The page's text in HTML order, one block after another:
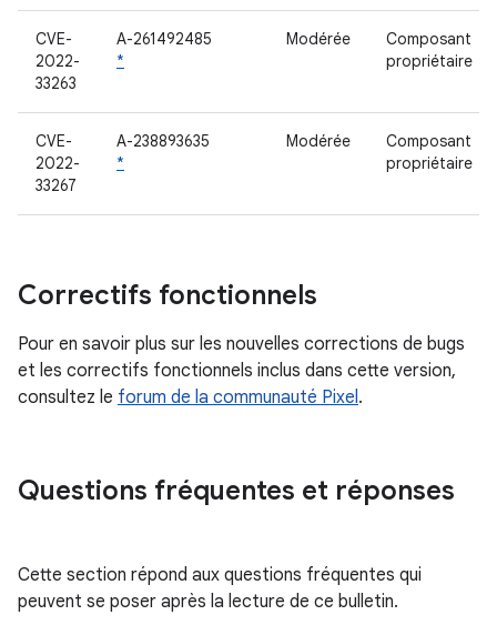
CVE-
2022-
33263
A-261492485
*
Modérée
Composant
propriétaire
CVE-
2022-
33267
A-238893635
*
Modérée
Composant
propriétaire
Correctifs fonctionnels
Pour en savoir plus sur les nouvelles corrections de bugs
et les correctifs fonctionnels inclus dans cette version,
consultez le forum de la communauté Pixel.
Questions fréquentes et réponses
Cette section répond aux questions fréquentes qui
peuvent se poser après la lecture de ce bulletin.